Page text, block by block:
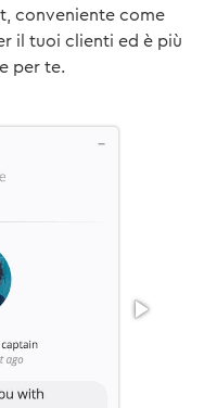
conveniente come
il tuoi clienti ed è più
per te.